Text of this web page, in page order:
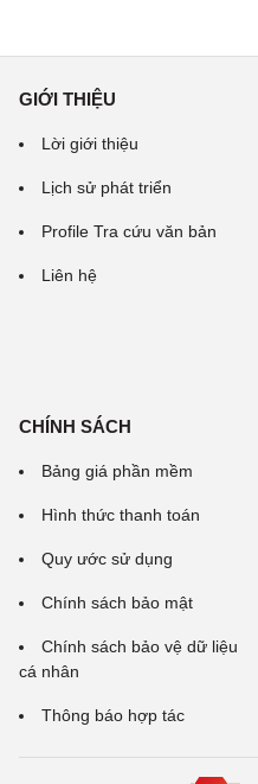
GIỚI THIỆU
Lời giới thiệu
Lịch sử phát triển
Profile Tra cứu văn bản
Liên hệ
CHÍNH SÁCH
Bảng giá phần mềm
Hình thức thanh toán
Quy ước sử dụng
Chính sách bảo mật
Chính sách bảo vệ dữ liệu
cá nhân
Thông báo hợp tác